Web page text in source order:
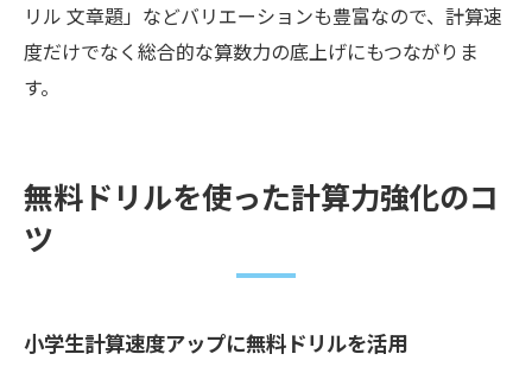
リル 文章題」などバリエーションも豊富なので、計算速
度だけでなく総合的な算数力の底上げにもつながりま
す。
無料ドリルを使った計算力強化のコ
ツ
小学生計算速度アップに無料ドリルを活用